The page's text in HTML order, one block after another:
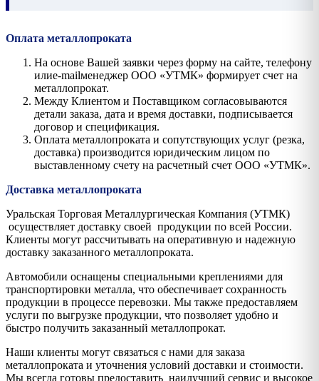
Оплата металлопроката
На основе Вашей заявки через форму на сайте, телефону
илиe-mailменеджер ООО «УТМК» формирует счет на
металлопрокат.
Между Клиентом и Поставщиком согласовываются
детали заказа, дата и время доставки, подписывается
договор и спецификация.
Оплата металлопроката и сопутствующих услуг (резка,
доставка) производится юридическим лицом по
выставленному счету на расчетный счет ООО «УТМК».
Доставка металлопроката
Уральская Торговая Металлургическая Компания (УТМК)
осуществляет доставку своей продукции по всей России.
Клиенты могут рассчитывать на оперативную и надежную
доставку заказанного металлопроката.
Автомобили оснащены специальными креплениями для
транспортировки металла, что обеспечивает сохранность
продукции в процессе перевозки. Мы также предоставляем
услуги по выгрузке продукции, что позволяет удобно и
быстро получить заказанный металлопрокат.
Наши клиенты могут связаться с нами для заказа
металлопроката и уточнения условий доставки и стоимости.
Мы всегда готовы предоставить наилучший сервис и высокое